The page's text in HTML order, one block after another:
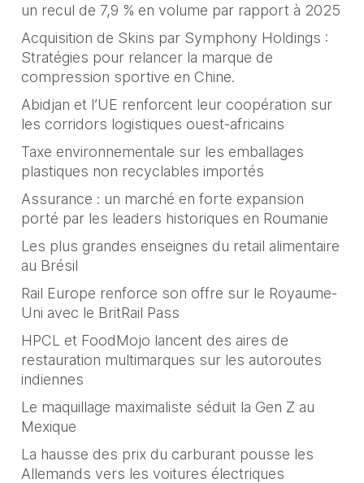
un recul de 7,9 % en volume par rapport à 2025
Acquisition de Skins par Symphony Holdings :
Stratégies pour relancer la marque de
compression sportive en Chine.
Abidjan et l’UE renforcent leur coopération sur
les corridors logistiques ouest-africains
Taxe environnementale sur les emballages
plastiques non recyclables importés
Assurance : un marché en forte expansion
porté par les leaders historiques en Roumanie
Les plus grandes enseignes du retail alimentaire
au Brésil
Rail Europe renforce son offre sur le Royaume-
Uni avec le BritRail Pass
HPCL et FoodMojo lancent des aires de
restauration multimarques sur les autoroutes
indiennes
Le maquillage maximaliste séduit la Gen Z au
Mexique
La hausse des prix du carburant pousse les
Allemands vers les voitures électriques